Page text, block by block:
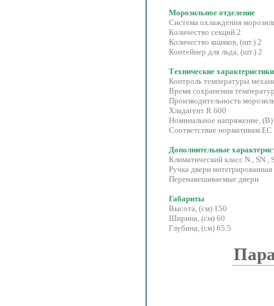
Морозильное отделение
Система охлаждения
Количество секций 2
Количество ящиков, (шт.) 2
Контейнер для льда, (шт.) 2
Технические
Контроль температуры
Время сохранения
Производительность
Хладагент R 600
Номинальное напряжение,
Соответствие нормативам ЕС
Дополнительные
Климатический класс N , SN ,
Ручка двери интегрированная
Перенавешиваемые двери
Габариты
Высота, (см) 150
Ширина, (см) 60
Глубина, (см) 65.5